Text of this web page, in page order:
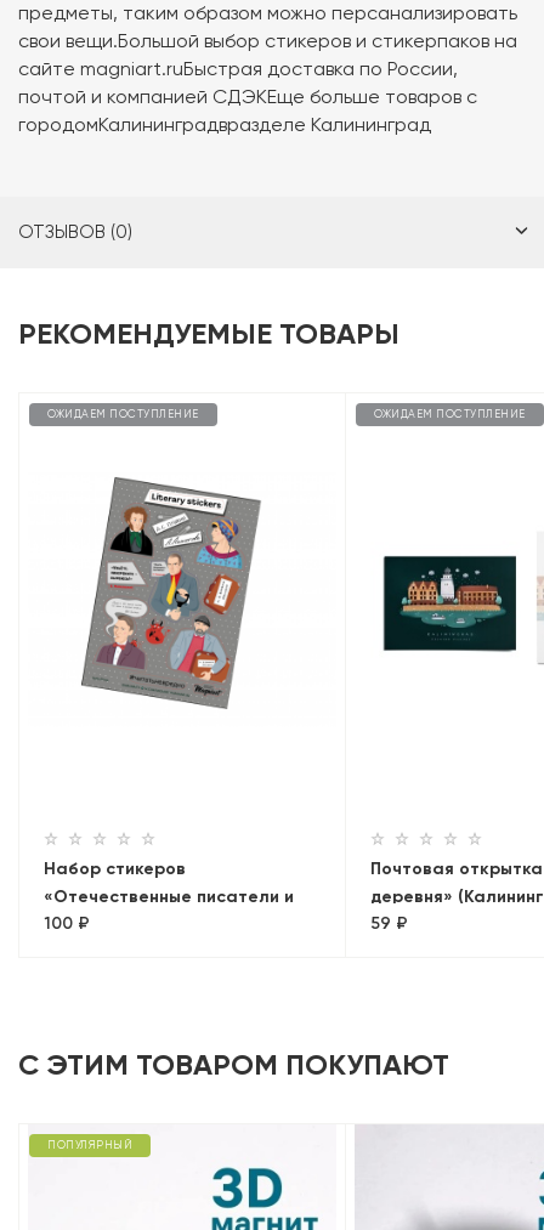
предметы, таким образом можно персанализировать
свои вещи.Большой выбор стикеров и стикерпаков на
сайте magniart.ruБыстрая доставка по России,
почтой и компанией СДЭКЕще больше товаров с
городомКалининградвразделе Калининград
ОТЗЫВОВ (0)
РЕКОМЕНДУЕМЫЕ ТОВАРЫ
ОЖИДАЕМ ПОСТУПЛЕНИЕ
Набор стикеров
«Отечественные писатели и
поэты» 2, наклейки
100 ₽
ОЖИДАЕМ ПОСТУПЛЕНИЕ
Почтовая
деревня»
59 ₽
С ЭТИМ ТОВАРОМ ПОКУПАЮТ
ПОПУЛЯРНЫЙ